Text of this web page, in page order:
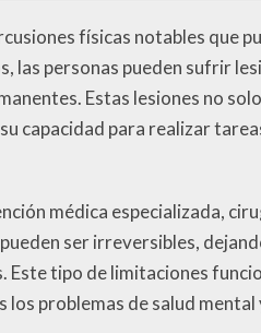
físicas notables que
las personas pueden sufrir
Estas lesiones no
capacidad para realizar
médica especializada,
ser irreversibles,
tipo de limitaciones
problemas de salud mental